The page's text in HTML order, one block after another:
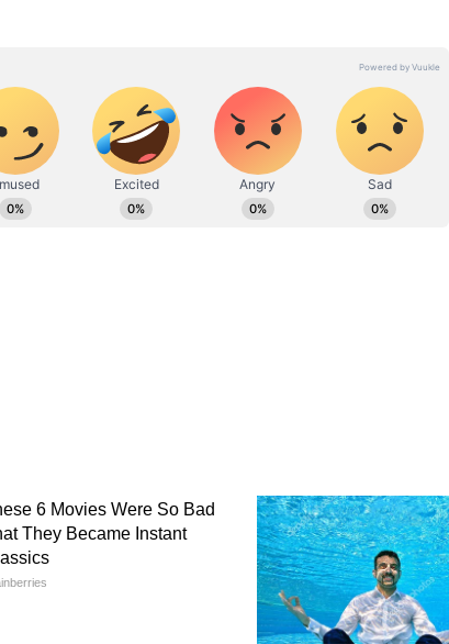
হিসেবে জওহরলাল নেহরুর রেকর্ড টপকে যাওয়ার
একটি পোস্টে তিনি জানান, জম্মু ও কাশ্মীরের
উন্নয়ন এবং পর্যটনের প্রসার নিয়ে
তিনি লেখেন, "জম্মু ও কাশ্মীরের জন্য গুরুত্বপূর্ণ
প্রধানমন্ত্রী @narendramodi জি-র সঙ্গে দেখা
থাকার এই মাইলফলকের জন্য অভিনন্দন
"গঠনমূলক" বলে উল্লেখ করেন। তিনি
দায়িত্ব নেওয়ার পর আজ প্রথমবার নয়াদিল্লিতে
র সঙ্গে দেখা করলাম। পরিকাঠামো, বিনিয়োগ,
মতো বিষয়গুলি নিয়ে আমাদের মধ্যে
বলেন, "শক্তিশালী কর্নাটক" গড়তে কেন্দ্রের